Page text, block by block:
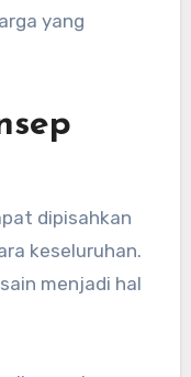
yang
dipisahkan
keseluruhan.
menjadi hal